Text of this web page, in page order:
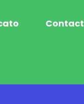
Contact